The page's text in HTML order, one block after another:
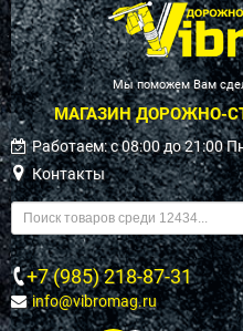
Мы поможем Вам
МАГАЗИН ДОРОЖНО-
Работаем: c 08:00 до 21:00
Контакты
+7 (985) 218-87-31
info@vibromag.ru